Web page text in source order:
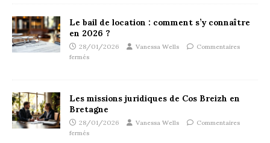
Le bail de location : comment s’y connaître
en 2026 ?
28/01/2026 Vanessa Wells Commentaires
fermés
Les missions juridiques de Cos Breizh en
Bretagne
28/01/2026 Vanessa Wells Commentaires
fermés